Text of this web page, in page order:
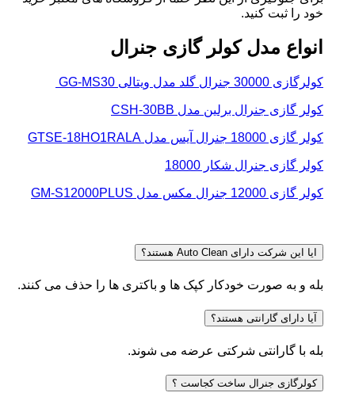
خود را ثبت کنید.
انواع مدل کولر گازی جنرال
کولرگازی 30000 جنرال گلد مدل ویتالی GG-MS30
کولر گازی جنرال برلین مدل CSH-30BB
کولر گازی 18000 جنرال آیس مدل GTSE-18HO1RALA
کولر گازی جنرال شکار 18000
کولر گازی 12000 جنرال مکس مدل GM-S12000PLUS
ایا این شرکت دارای Auto Clean هستند؟
بله و به صورت خودکار کپک ها و باکتری ها را حذف می کنند.
آیا دارای گارانتی هستند؟
بله با گارانتی شرکتی عرضه می شوند.
کولرگازی جنرال ساخت کجاست ؟